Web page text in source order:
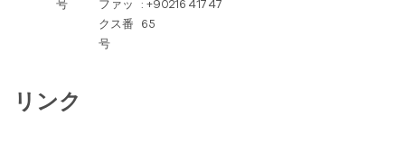
号
ファッ
クス番
号
: +90216 417 47
65
リンク